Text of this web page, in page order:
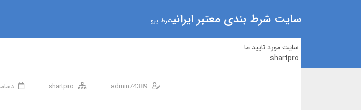
سایت شرط بندی معتبر ایرانیشرط پرو
سایت مورد تایید ما
shartpro
admin74389
shartpro دسامبر 26,